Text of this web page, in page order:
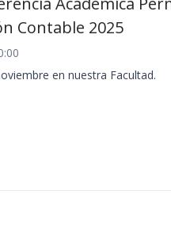
Contable 2025
en nuestra Facultad.